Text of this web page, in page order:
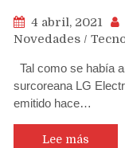
4 abril, 2021
Novedades /
Tal como se había
surcoreana LG
emitido hace…
Lee más